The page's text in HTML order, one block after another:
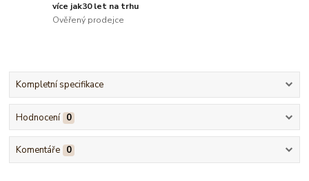
více jak30 let na trhu
Ověřený prodejce
Kompletní specifikace
Hodnocení 0
Komentáře 0